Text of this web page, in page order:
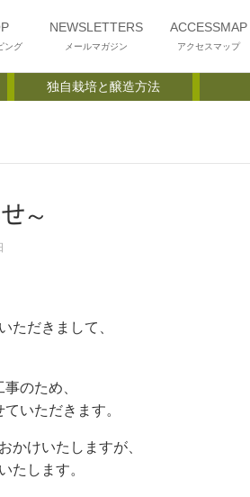
ング
NEWSLETTERS
メールマガジン
ACCESSMAP
アクセスマップ
独自栽培と醸造方法
～
ただきまして、
のため、
ていただきます。
かけいたしますが、
たします。